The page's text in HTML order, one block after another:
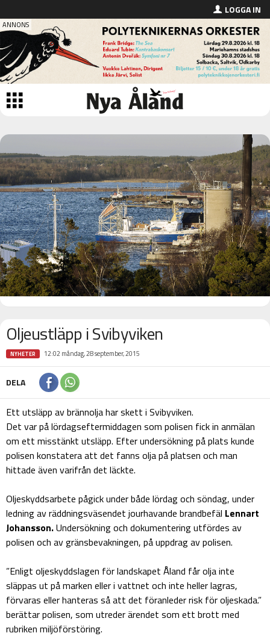
LOGGA IN
Oljeustläpp i Svibyviken
NYHETER 12:02 måndag, 28 september, 2015
DELA
Ett utsläpp av brännolja har skett i Svibyviken.
Det var på lördagseftermiddagen som polisen fick in anmälan
om ett misstänkt utsläpp. Efter undersökning på plats kunde
polisen konstatera att det fanns olja på platsen och man
hittade även varifrån det läckte.
Oljeskyddsarbete pågick under både lördag och söndag, under
ledning av räddningsväsendet jourhavande brandbefäl Lennart
Johansson.Undersökning och dokumentering utfördes av
polisen och av gränsbevakningen, på uppdrag av polisen.
”Enligt oljeskyddslagen för landskapet Åland får olja inte
släppas ut på marken eller i vattnet och inte heller lagras,
förvaras eller hanteras så att det föranleder risk för oljeskada.”
berättar polisen, som utreder ärendet som ett brott med
rubriken miljöförstöring.